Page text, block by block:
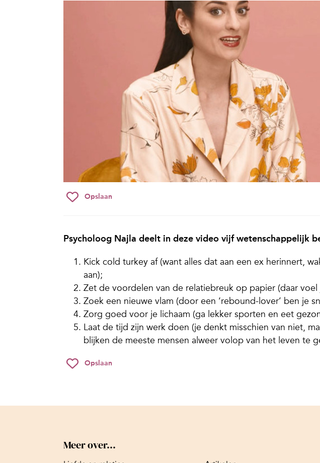
Opslaan
Psycholoog Najla deelt in deze video vijf wetenschappelijk
Kick cold turkey af (want alles dat aan een ex herinnert,
aan);
Zet de voordelen van de relatiebreuk op papier (daar
Zoek een nieuwe vlam (door een ‘rebound-lover’ ben je
Zorg goed voor je lichaam (ga lekker sporten en eet
Laat de tijd zijn werk doen (je denkt misschien van niet,
blijken de meeste mensen alweer volop van het leven te
Opslaan
Meer over...